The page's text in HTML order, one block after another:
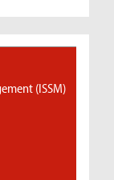
(ISSM)